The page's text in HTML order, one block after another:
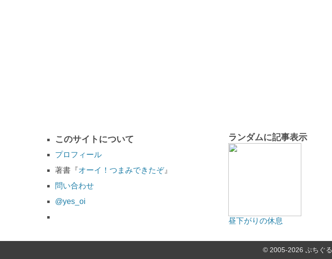
このサイトについて
プロフィール
著書『オーイ！つまみできたぞ』
問い合わせ
@yes_oi
ランダムに記事表示
昼下がりの休息
© 2005-2026 ぷちぐる